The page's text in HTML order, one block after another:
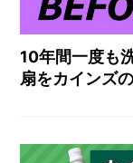
10年間一度も
扇をカインズ